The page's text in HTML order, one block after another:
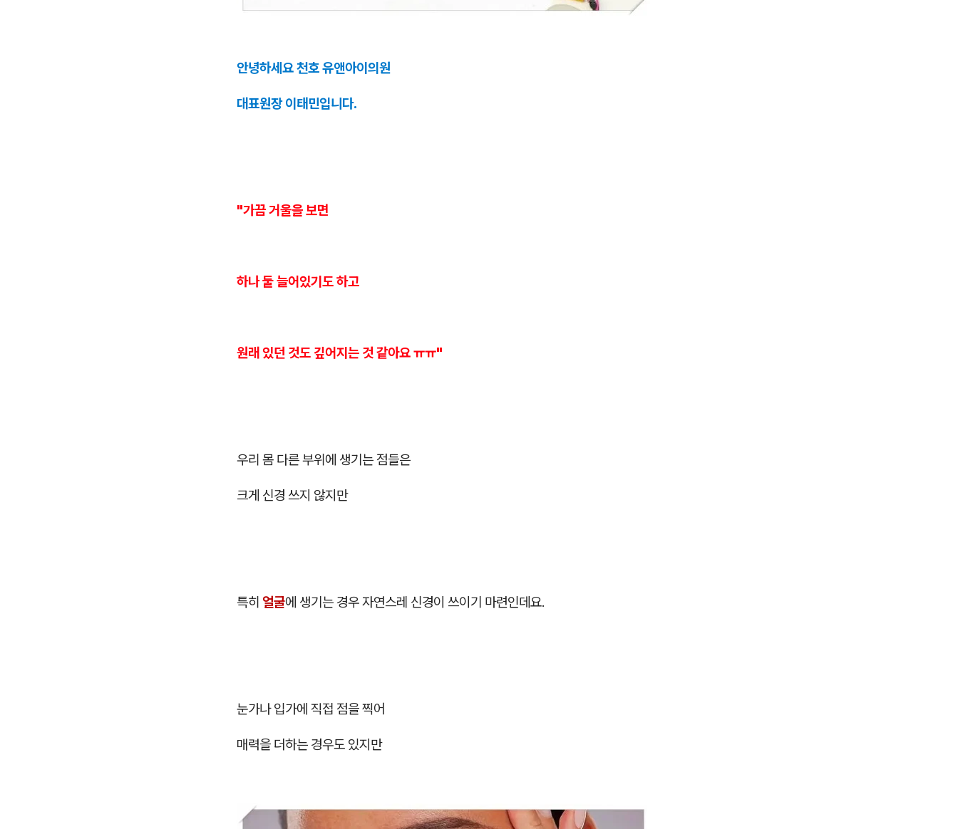
안녕하세요 천호 유앤아이의원
대표원장 이태민입니다.
"가끔 거울을 보면
하나 둘 늘어있기도 하고
원래 있던 것도 깊어지는 것 같아요 ㅠㅠ"
우리 몸 다른 부위에 생기는 점들은
크게 신경 쓰지 않지만
특히 얼굴에 생기는 경우 자연스레 신경이 쓰이기 마련인데요.
눈가나 입가에 직접 점을 찍어
매력을 더하는 경우도 있지만